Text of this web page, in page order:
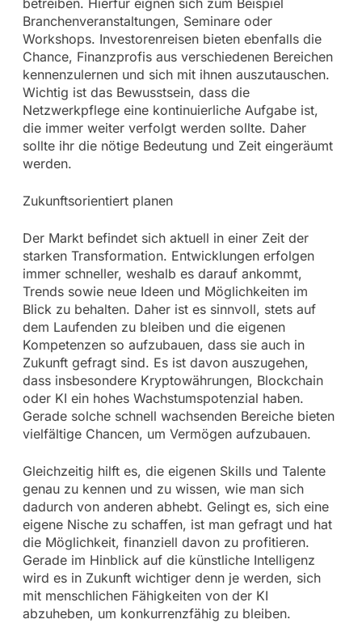
betreiben. Hierfür eignen sich zum Beispiel
Branchenveranstaltungen, Seminare oder
Workshops. Investorenreisen bieten ebenfalls die
Chance, Finanzprofis aus verschiedenen Bereichen
kennenzulernen und sich mit ihnen auszutauschen.
Wichtig ist das Bewusstsein, dass die
Netzwerkpflege eine kontinuierliche Aufgabe ist,
die immer weiter verfolgt werden sollte. Daher
sollte ihr die nötige Bedeutung und Zeit eingeräumt
werden.
Zukunftsorientiert planen
Der Markt befindet sich aktuell in einer Zeit der
starken Transformation. Entwicklungen erfolgen
immer schneller, weshalb es darauf ankommt,
Trends sowie neue Ideen und Möglichkeiten im
Blick zu behalten. Daher ist es sinnvoll, stets auf
dem Laufenden zu bleiben und die eigenen
Kompetenzen so aufzubauen, dass sie auch in
Zukunft gefragt sind. Es ist davon auszugehen,
dass insbesondere Kryptowährungen, Blockchain
oder KI ein hohes Wachstumspotenzial haben.
Gerade solche schnell wachsenden Bereiche bieten
vielfältige Chancen, um Vermögen aufzubauen.
Gleichzeitig hilft es, die eigenen Skills und Talente
genau zu kennen und zu wissen, wie man sich
dadurch von anderen abhebt. Gelingt es, sich eine
eigene Nische zu schaffen, ist man gefragt und hat
die Möglichkeit, finanziell davon zu profitieren.
Gerade im Hinblick auf die künstliche Intelligenz
wird es in Zukunft wichtiger denn je werden, sich
mit menschlichen Fähigkeiten von der KI
abzuheben, um konkurrenzfähig zu bleiben.